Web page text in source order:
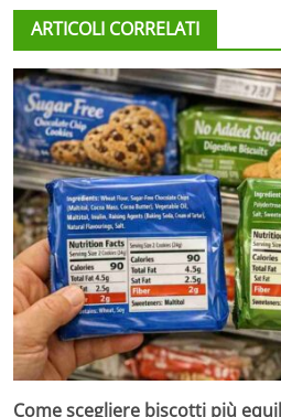
ARTICOLI CORRELATI
Come scegliere biscotti più